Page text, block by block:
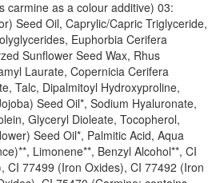
carmine as a colour additive) 03:
Seed Oil, Caprylic/Capric Triglyceride,
Euphorbia Cerifera
Sunflower Seed Wax, Rhus
Laurate, Copernicia Cerifera
Talc, Dipalmitoyl Hydroxyproline,
Seed Oil*, Sodium Hyaluronate,
Glyceryl Dioleate, Tocopherol,
Seed Oil*, Palmitic Acid, Aqua
Limonene**, Benzyl Alcohol**, CI
CI 77499 (Iron Oxides), CI 77492 (Iron